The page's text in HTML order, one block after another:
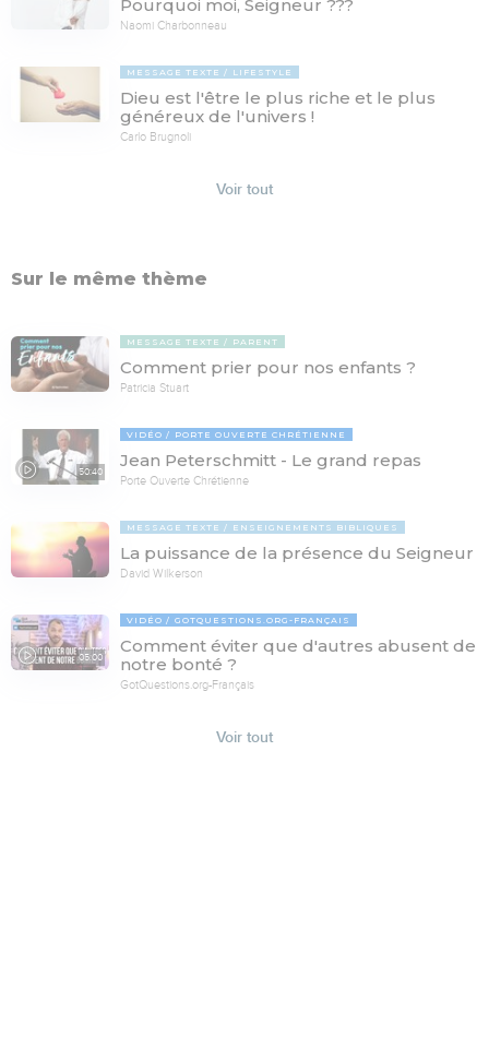
Pourquoi moi, Seigneur ???
Naomi Charbonneau
MESSAGE TEXTE LIFESTYLE
Dieu est l'être le plus riche et le plus
généreux de l'univers !
Carlo Brugnoli
Voir tout
Sur le même thème
MESSAGE TEXTE PARENT
Comment prier pour nos enfants ?
Patricia Stuart
50:40
VIDÉO PORTE OUVERTE CHRÉTIENNE
Jean Peterschmitt - Le grand repas
Porte Ouverte Chrétienne
MESSAGE TEXTE ENSEIGNEMENTS BIBLIQUES
La puissance de la présence du Seigneur
David Wilkerson
05:00
VIDÉO GOTQUESTIONS.ORG-FRANÇAIS
Comment éviter que d'autres abusent de
notre bonté ?
GotQuestions.org-Français
Voir tout